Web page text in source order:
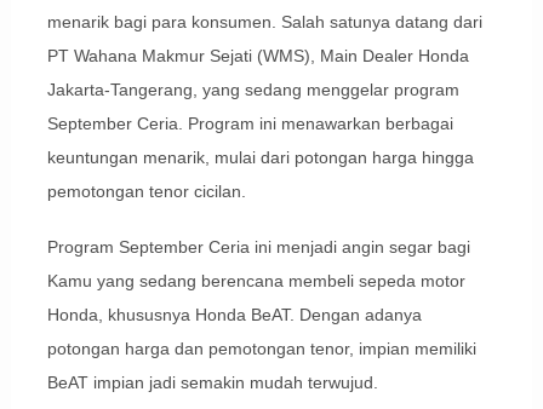
menarik bagi para konsumen. Salah satunya datang dari
PT Wahana Makmur Sejati (WMS), Main Dealer Honda
Jakarta-Tangerang, yang sedang menggelar program
September Ceria. Program ini menawarkan berbagai
keuntungan menarik, mulai dari potongan harga hingga
pemotongan tenor cicilan.
Program September Ceria ini menjadi angin segar bagi
Kamu yang sedang berencana membeli sepeda motor
Honda, khususnya Honda BeAT. Dengan adanya
potongan harga dan pemotongan tenor, impian memiliki
BeAT impian jadi semakin mudah terwujud.